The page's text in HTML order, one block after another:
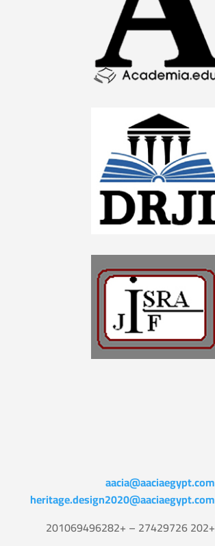
aacia@aaciaegypt.com
heritage.design2020@aaciaegypt.com
+202 27429726 – +201069496282